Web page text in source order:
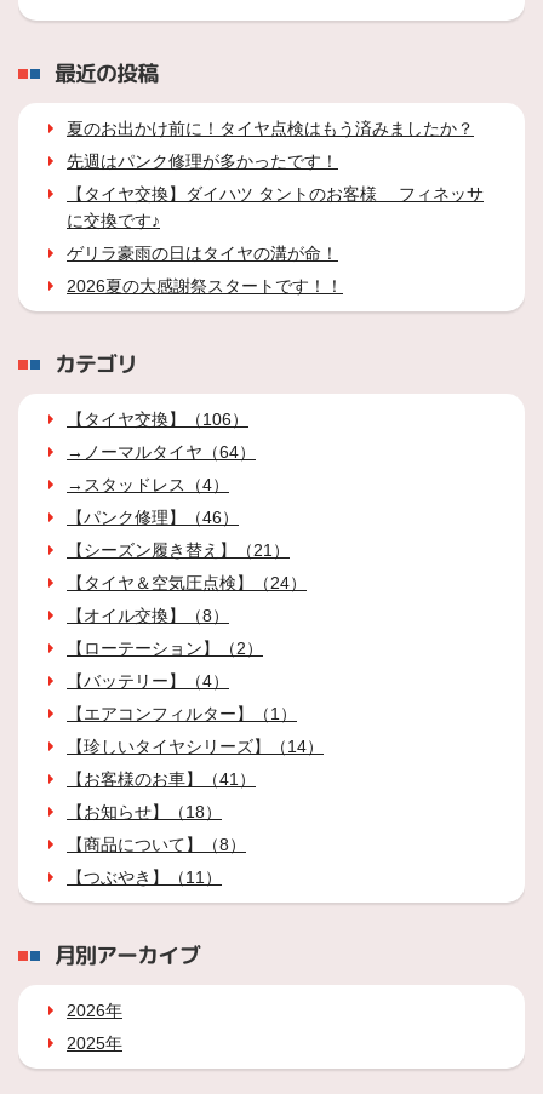
最近の投稿
夏のお出かけ前に！タイヤ点検はもう済みましたか？
先週はパンク修理が多かったです！
【タイヤ交換】ダイハツ タントのお客様 フィネッサ
に交換です♪
ゲリラ豪雨の日はタイヤの溝が命！
2026夏の大感謝祭スタートです！！
カテゴリ
【タイヤ交換】（106）
→ノーマルタイヤ（64）
→スタッドレス（4）
【パンク修理】（46）
【シーズン履き替え】（21）
【タイヤ＆空気圧点検】（24）
【オイル交換】（8）
【ローテーション】（2）
【バッテリー】（4）
【エアコンフィルター】（1）
【珍しいタイヤシリーズ】（14）
【お客様のお車】（41）
【お知らせ】（18）
【商品について】（8）
【つぶやき】（11）
月別アーカイブ
2026年
2025年